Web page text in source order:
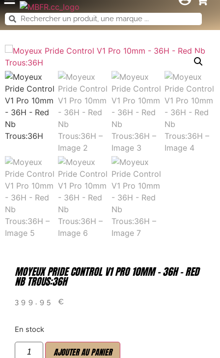
MOYEUX PRIDE CONTROL V1 PRO 10MM – 36H – RED
NB TROUS:36H
399,95 €
En stock
AJOUTER AU PANIER